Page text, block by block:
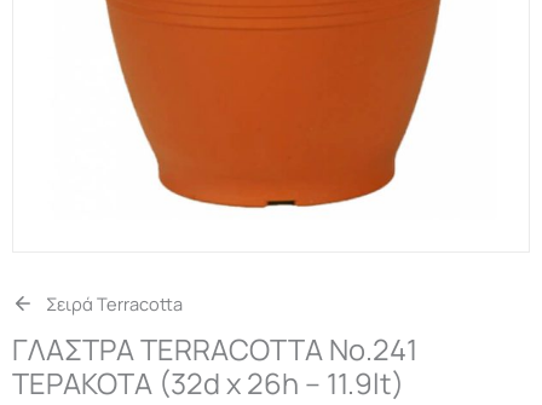
Σειρά Terracotta
ΓΛΑΣΤΡΑ TERRACOTTA Νο.241
ΤΕΡΑΚΟΤΑ (32d x 26h – 11.9lt)